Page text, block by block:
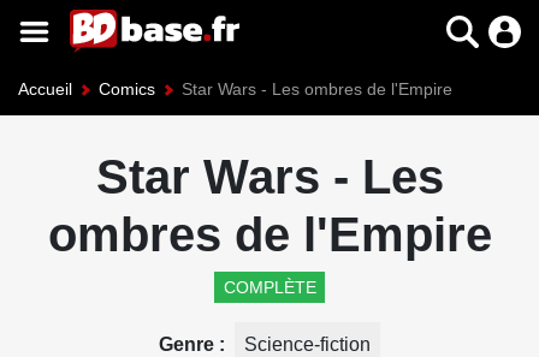
Accueil Comics Star Wars - Les ombres de l'Empire
Star Wars - Les
ombres de l'Empire
COMPLÈTE
Genre Science-fiction